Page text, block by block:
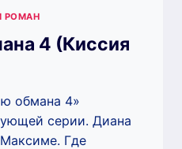
РОМАН
4 (Киссия
обмана 4»
серии. Диана
Где